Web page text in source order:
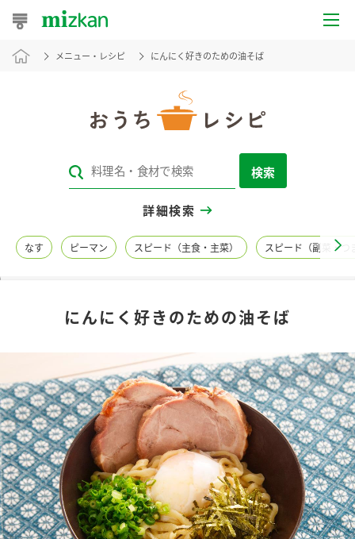
おうちレシピ
レシピカテゴリ一覧
レシピ名特集
商品情報
商品カテゴリ
酢 調味酢
お酢ドリンク ぽん酢
新商品一覧
キャンペーン情報
ブランド・スペシャルサイト
ブランド・スペシャルサイト トップ
メニュー・レシピ にんにく好きのための油そば
検索
詳細検索
なす ピーマン スピード（主食・主菜） スピード（副菜・つ
にんにく好きのための油そば